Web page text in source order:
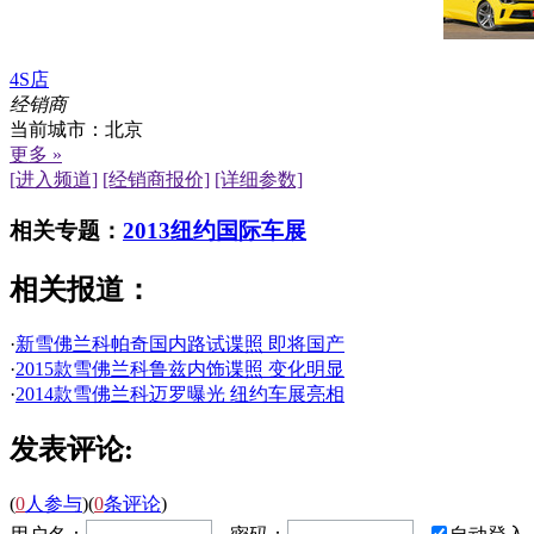
4S店
经销商
当前城市： 北京
更多 »
[进入频道] [经销商报价] [详细参数]
相关专题： 2013纽约国际车展
相关报道：
·新雪佛兰科帕奇国内路试谍照 即将国产
·2015款雪佛兰科鲁兹内饰谍照 变化明显
·2014款雪佛兰科迈罗曝光 纽约车展亮相
发表评论:
(0人参与)(0条评论)